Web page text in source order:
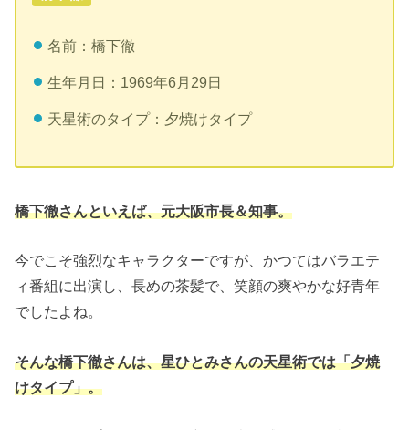
名前：橋下徹
生年月日：1969年6月29日
天星術のタイプ：夕焼けタイプ
橋下徹さんといえば、元大阪市長＆知事。
今でこそ強烈なキャラクターですが、かつてはバラエテ
ィ番組に出演し、長めの茶髪で、笑顔の爽やかな好青年
でしたよね。
そんな橋下徹さんは、星ひとみさんの天星術では「夕焼
けタイプ」。